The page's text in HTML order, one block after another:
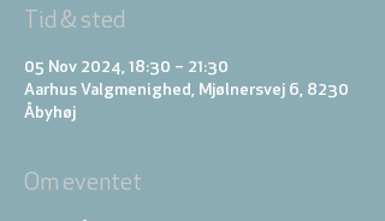
Tid & sted
05 Nov 2024, 18:30 – 21:30
Aarhus Valgmenighed, Mjølnersvej 6, 8230
Åbyhøj
Om eventet